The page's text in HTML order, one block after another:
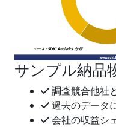
サンプル納品
調査競合他社
過去のデータ
会社の収益シ